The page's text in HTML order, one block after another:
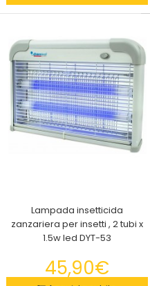
Asciugacapelli
Lampada insetticida
zanzariera per insetti , 2 tubi x
1.5w led DYT-53
45,90€